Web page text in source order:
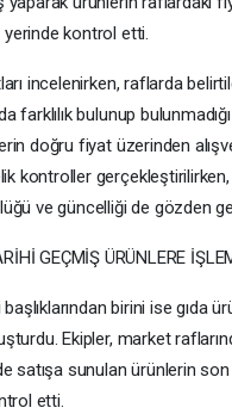
yerinde kontrol etti.
incelenirken, raflarda
farklılık bulunup
doğru fiyat üzerinden
kontroller
ve güncelliği de gözden
GEÇMİŞ ÜRÜNLERE
birini ise gıda
Ekipler, market
satışa sunulan ürünlerin
etti.